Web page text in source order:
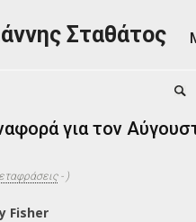
Σταθάτος
για τον
- )
Fisher